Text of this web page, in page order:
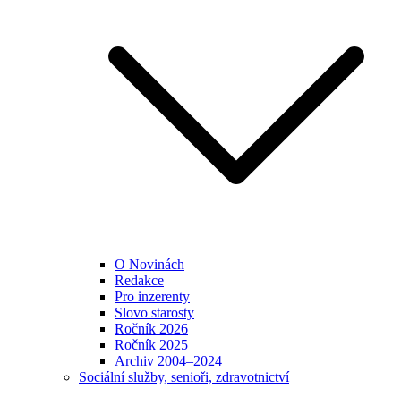
O Novinách
Redakce
Pro inzerenty
Slovo starosty
Ročník 2026
Ročník 2025
Archiv 2004–2024
Sociální služby, senioři, zdravotnictví